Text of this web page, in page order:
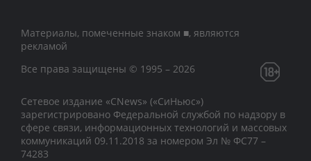
Материалы, помеченные знаком ■, являются
рекламой
Все права защищены © 1995 – 2026
Сетевое издание «CNews» («СиНьюс»)
зарегистрировано Федеральной службой по надзору в
сфере связи, информационных технологий и массовых
коммуникаций 09.11.2018 за номером Эл № ФС77 –
74283